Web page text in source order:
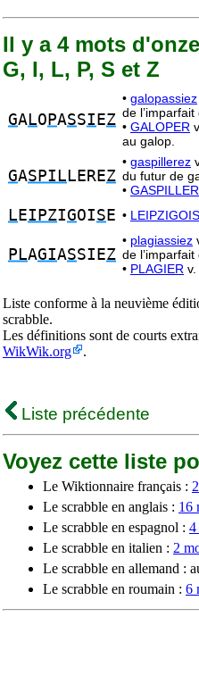
Il y a 4 mots
G, I, L, P, S et Z
GALO PASSI EZ
• galopassiez
de
• GALOPER
au galop.
GASPIL LEREZ
• gaspillerez
du futur de
• GASPILLER
L EIPZIGOIS E • LEIPZIGOIS,
PLAGIASSIEZ
• plagiassiez
de
• PLAGIER v.
Liste conforme à la neuvième
scrabble.
Les définitions sont de courts
WikWik.org
.
Liste précédente
Voyez cette liste
Le Wiktionnaire français :
Le scrabble en anglais : 16
Le scrabble en espagnol : 4
Le scrabble en italien : 2
Le scrabble en allemand :
Le scrabble en roumain : 6